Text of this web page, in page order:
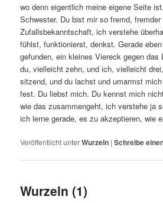
wo denn eigentlich meine eigene Seite
Schwester. Du bist mir so fremd,
Zufallsbekanntschaft, ich verstehe
fühlst, funktionierst, denkst. Gerade
gefunden, ein kleines Viereck gegen das
du, vielleicht zehn, und ich, vielleicht
sitzend, und du lachst und umarmst
fest. Du liebst mich. Du kennst mich
wie das zusammengeht, ich verstehe ja
ich lerne gerade, es zu akzeptieren, wie
Veröffentlicht unterWurzeln |Schreibe
Wurzeln (1)